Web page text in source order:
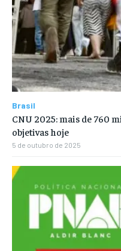
Brasil
CNU 2025: mais de 760
objetivas hoje
5 de outubro de 2025